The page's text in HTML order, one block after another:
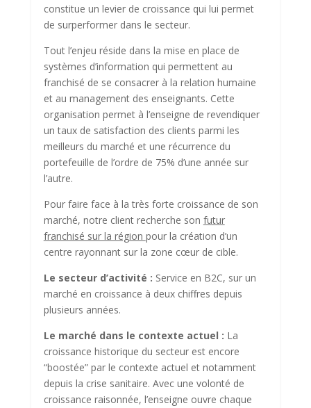
constitue un levier de croissance qui lui permet
de surperformer dans le secteur.
Tout l’enjeu réside dans la mise en place de
systèmes d’information qui permettent au
franchisé de se consacrer à la relation humaine
et au management des enseignants. Cette
organisation permet à l’enseigne de revendiquer
un taux de satisfaction des clients parmi les
meilleurs du marché et une récurrence du
portefeuille de l’ordre de 75% d’une année sur
l’autre.
Pour faire face à la très forte croissance de son
marché, notre client recherche son futur
franchisé sur la région pour la création d’un
centre rayonnant sur la zone cœur de cible.
Le secteur d’activité : Service en B2C, sur un
marché en croissance à deux chiffres depuis
plusieurs années.
Le marché dans le contexte actuel : La
croissance historique du secteur est encore
“boostée” par le contexte actuel et notamment
depuis la crise sanitaire. Avec une volonté de
croissance raisonnée, l’enseigne ouvre chaque